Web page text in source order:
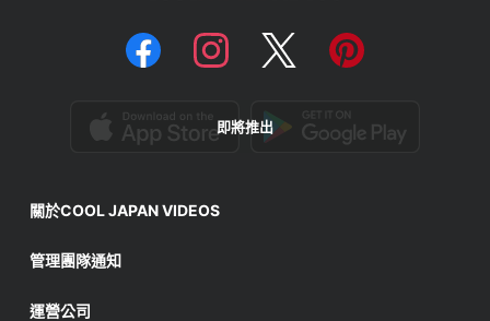
即將推出
關於COOL JAPAN VIDEOS
管理團隊通知
運營公司